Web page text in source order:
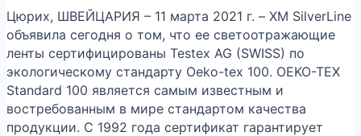
Цюрих, ШВЕЙЦАРИЯ – 11 марта 2021 г. – XM SilverLine
объявила сегодня о том, что ее светоотражающие
ленты сертифицированы Testex AG (SWISS) по
экологическому стандарту Oeko-tex 100. OEKO-TEX
Standard 100 является самым известным и
востребованным в мире стандартом качества
продукции. С 1992 года сертификат гарантирует